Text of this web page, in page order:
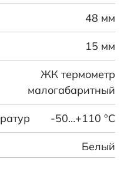
48 мм
15 мм
ЖК термометр
малогабаритный
-50…+110 °С
Белый